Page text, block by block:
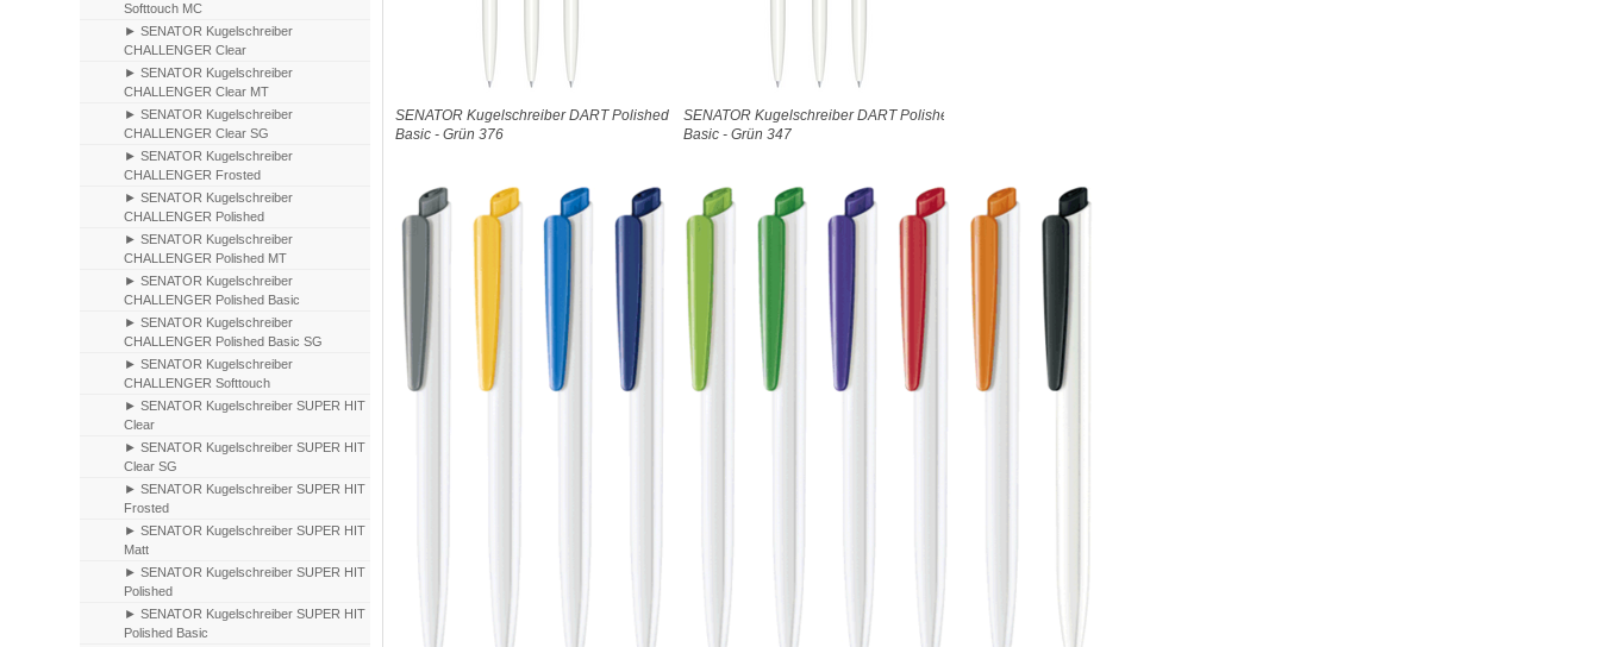
SENATOR Kugelschreiber DART Polished
Basic - Grün 376
SENATOR Kugelschreiber DART Polished
Basic - Grün 347
Softtouch MC
► SENATOR Kugelschreiber
CHALLENGER Clear
► SENATOR Kugelschreiber
CHALLENGER Clear MT
► SENATOR Kugelschreiber
CHALLENGER Clear SG
► SENATOR Kugelschreiber
CHALLENGER Frosted
► SENATOR Kugelschreiber
CHALLENGER Polished
► SENATOR Kugelschreiber
CHALLENGER Polished MT
► SENATOR Kugelschreiber
CHALLENGER Polished Basic
► SENATOR Kugelschreiber
CHALLENGER Polished Basic SG
► SENATOR Kugelschreiber
CHALLENGER Softtouch
► SENATOR Kugelschreiber SUPER HIT
Clear
► SENATOR Kugelschreiber SUPER HIT
Clear SG
► SENATOR Kugelschreiber SUPER HIT
Frosted
► SENATOR Kugelschreiber SUPER HIT
Matt
► SENATOR Kugelschreiber SUPER HIT
Polished
► SENATOR Kugelschreiber SUPER HIT
Polished Basic